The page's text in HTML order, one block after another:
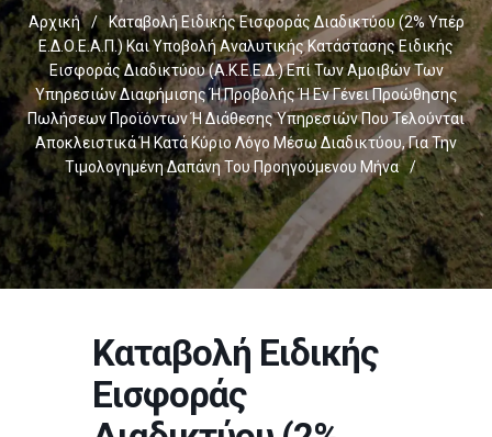
Αρχική /
Καταβολή Ειδικής Εισφοράς Διαδικτύου (2% Υπέρ
Ε.Δ.Ο.Ε.Α.Π.) Και Υποβολή Αναλυτικής Κατάστασης Ειδικής
Εισφοράς Διαδικτύου (Α.Κ.Ε.Ε.Δ.) Επί Των Αμοιβών Των
Υπηρεσιών Διαφήμισης Ή Προβολής Ή Εν Γένει Προώθησης
Πωλήσεων Προϊόντων Ή Διάθεσης Υπηρεσιών Που Τελούνται
Αποκλειστικά Ή Κατά Κύριο Λόγο Μέσω Διαδικτύου, Για Την
Τιμολογημένη Δαπάνη Του Προηγούμενου Μήνα
/
Καταβολή Ειδικής
Εισφοράς